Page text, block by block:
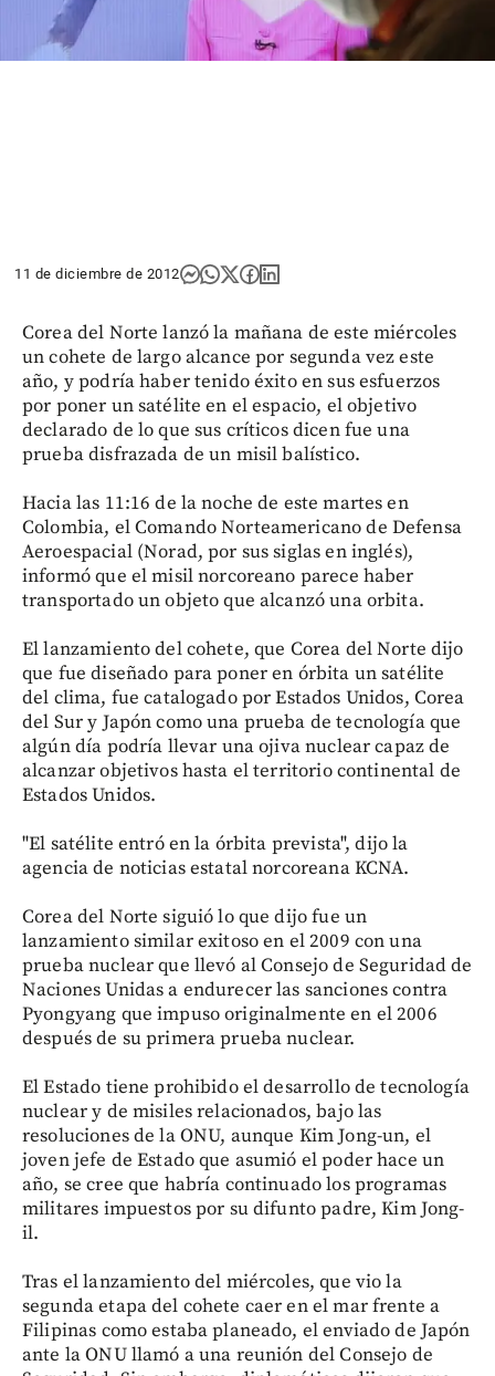
11 de diciembre de 2012
Corea del Norte lanzó la mañana de este miércoles
un cohete de largo alcance por segunda vez este
año, y podría haber tenido éxito en sus esfuerzos
por poner un satélite en el espacio, el objetivo
declarado de lo que sus críticos dicen fue una
prueba disfrazada de un misil balístico.
Hacia las 11:16 de la noche de este martes en
Colombia, el Comando Norteamericano de Defensa
Aeroespacial (Norad, por sus siglas en inglés),
informó que el misil norcoreano parece haber
transportado un objeto que alcanzó una orbita.
El lanzamiento del cohete, que Corea del Norte dijo
que fue diseñado para poner en órbita un satélite
del clima, fue catalogado por Estados Unidos, Corea
del Sur y Japón como una prueba de tecnología que
algún día podría llevar una ojiva nuclear capaz de
alcanzar objetivos hasta el territorio continental de
Estados Unidos.
"El satélite entró en la órbita prevista", dijo la
agencia de noticias estatal norcoreana KCNA.
Corea del Norte siguió lo que dijo fue un
lanzamiento similar exitoso en el 2009 con una
prueba nuclear que llevó al Consejo de Seguridad de
Naciones Unidas a endurecer las sanciones contra
Pyongyang que impuso originalmente en el 2006
después de su primera prueba nuclear.
El Estado tiene prohibido el desarrollo de tecnología
nuclear y de misiles relacionados, bajo las
resoluciones de la ONU, aunque Kim Jong-un, el
joven jefe de Estado que asumió el poder hace un
año, se cree que habría continuado los programas
militares impuestos por su difunto padre, Kim Jong-
il.
Tras el lanzamiento del miércoles, que vio la
segunda etapa del cohete caer en el mar frente a
Filipinas como estaba planeado, el enviado de Japón
ante la ONU llamó a una reunión del Consejo de